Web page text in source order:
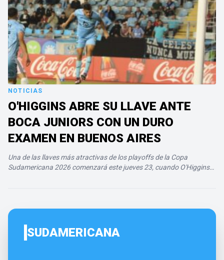
NOTICIAS
O'HIGGINS ABRE SU LLAVE ANTE
BOCA JUNIORS CON UN DURO
EXAMEN EN BUENOS AIRES
Una de las llaves más atractivas de los playoffs de la Copa
Sudamericana 2026 comenzará este jueves 23, cuando O'Higgins
SUDAMERICANA